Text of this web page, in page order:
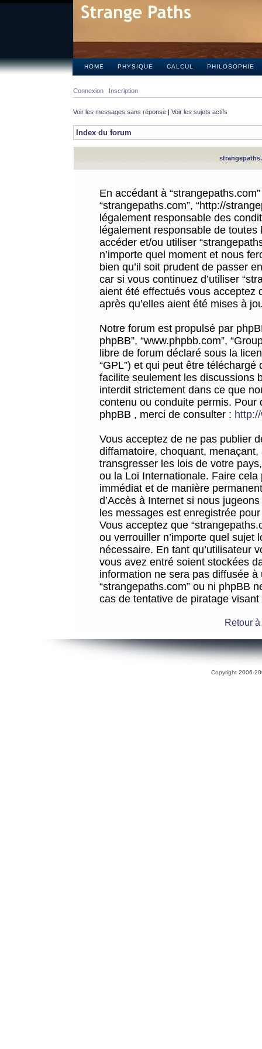
HOME PHYSIQUE CALCUL PHILOSOPHIE
Connexion Inscription
Voir les messages sans réponse | Voir les sujets actifs
Index du forum
En accédant à
“strangepaths.com”, “http://
légalement responsable des
légalement responsable de
accéder et/ou utiliser
n’importe quel moment et nous
bien qu’il soit prudent de passer
car si vous continuez d’utiliser
aient été effectués vous acceptez
après qu’elles aient été mises à
Notre forum est propulsé par
phpBB”, “www.phpbb.com”,
libre de forum déclaré sous la
“GPL”) et qui peut être téléchargé
facilite seulement les discussions
interdit strictement dans ce que
contenu ou conduite permis.
phpBB , merci de consulter :
Vous acceptez de ne pas publier
diffamatoire, choquant,
transgresser les lois de votre
ou la Loi Internationale. Faire
immédiat et de manière
d’Accès à Internet si nous
les messages est enregistrée
Vous acceptez que
ou verrouiller n’importe quel sujet
nécessaire. En tant qu’utilisateur
vous avez entré soient stockées
information ne sera pas diffusée
“strangepaths.com” ou ni phpBB
cas de tentative de piratage
Retour
Copyright 2006-